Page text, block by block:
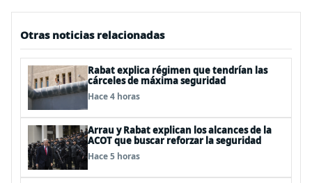
Otras noticias relacionadas
Rabat explica régimen que tendrían las
cárceles de máxima seguridad
Hace 4 horas
Arrau y Rabat explican los alcances de la
ACOT que buscar reforzar la seguridad
Hace 5 horas